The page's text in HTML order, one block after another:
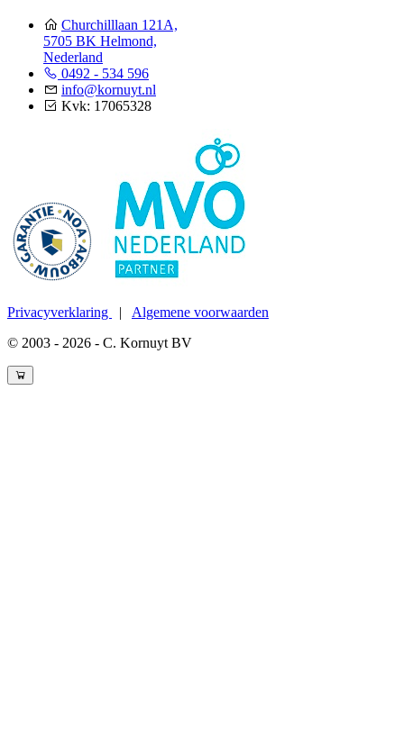
Churchilllaan 121A,
5705 BK Helmond,
Nederland
0492 - 534 596
info@kornuyt.nl
Kvk: 17065328
Privacyverklaring
Algemene voorwaarden
© 2003 - 2026 - C. Kornuyt BV